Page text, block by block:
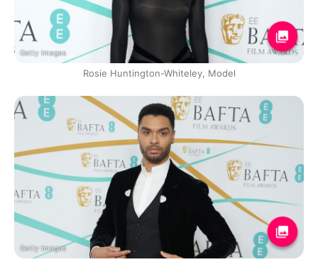
Getty Images
Rosie Huntington-Whiteley, Model
Getty Images